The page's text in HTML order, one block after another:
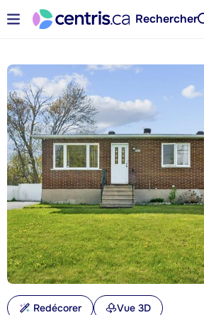
Rechercher
Redécorer Vue 3D